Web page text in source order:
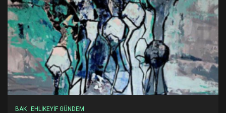
BAK EHLİKEYİF GÜNDEM